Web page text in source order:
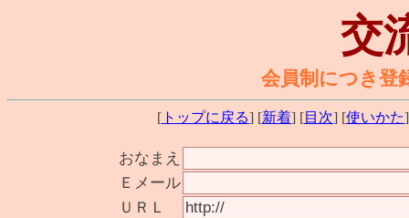
交
会員制につき登
[ トップに戻る] [新着] [目次] [使いかた
おなまえ
Ｅメール
ＵＲＬ